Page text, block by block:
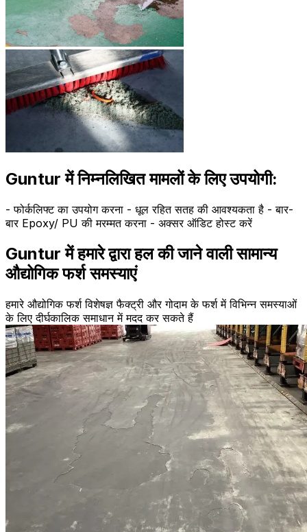
Guntur में निम्नलिखित मामलों के लिए उपयोगी:
- फोर्कलिफ्ट का उपयोग करना - धूल रहित सतह की आवश्यकता है - बार-
बार Epoxy/ PU की मरम्मत करना - अक्सर ऑडिट होस्ट करें
Guntur में हमारे द्वारा हल की जाने वाली सामान्य
औद्योगिक फर्श समस्याएं
हमारे औद्योगिक फर्श विशेषज्ञ फैक्ट्री और गोदाम के फर्श में विभिन्न समस्याओं
के लिए दीर्घकालिक समाधान में मदद कर सकते हैं